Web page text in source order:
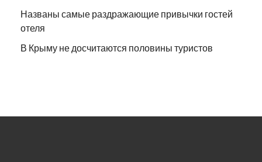
Названы самые раздражающие привычки гостей
отеля
В Крыму не досчитаются половины туристов